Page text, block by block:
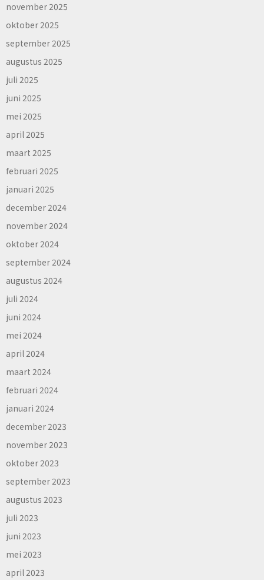
november 2025
oktober 2025
september 2025
augustus 2025
juli 2025
juni 2025
mei 2025
april 2025
maart 2025
februari 2025
januari 2025
december 2024
november 2024
oktober 2024
september 2024
augustus 2024
juli 2024
juni 2024
mei 2024
april 2024
maart 2024
februari 2024
januari 2024
december 2023
november 2023
oktober 2023
september 2023
augustus 2023
juli 2023
juni 2023
mei 2023
april 2023